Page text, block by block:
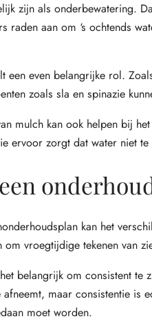
zijn als onderbewatering.
raden aan om ‘s ochtends
een even belangrijke rol.
zoals sla en spinazie
mulch kan ook helpen bij
ervoor zorgt dat water niet
kan het
om vroegtijdige tekenen van
belangrijk om consistent te
afneemt, maar consistentie is
moet worden.